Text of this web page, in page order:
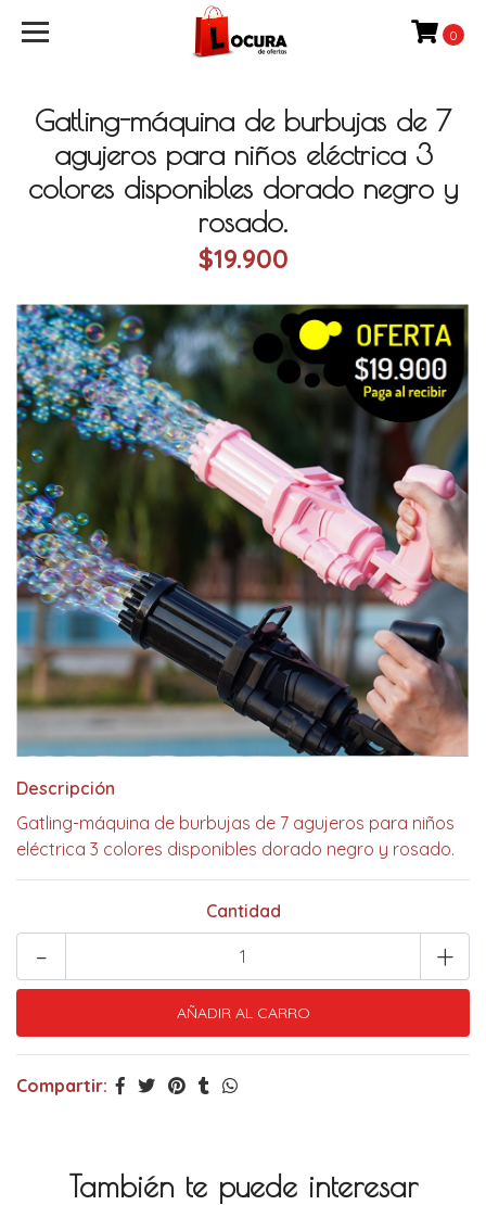
0
Gatling-máquina de burbujas de 7
agujeros para niños eléctrica 3
colores disponibles dorado negro y
rosado.
$19.900
Descripción
Gatling-máquina de burbujas de 7 agujeros para niños
eléctrica 3 colores disponibles dorado negro y rosado.
Cantidad
+
-
Compartir:
También te puede interesar